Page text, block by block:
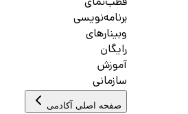
برنامه‌نویسی
وبینارهای
رایگان
آموزش
سازمانی
صفحه اصلی آکادمی